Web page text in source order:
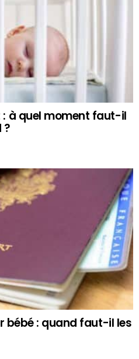
à quel moment faut-il
?
bébé : quand faut-il les